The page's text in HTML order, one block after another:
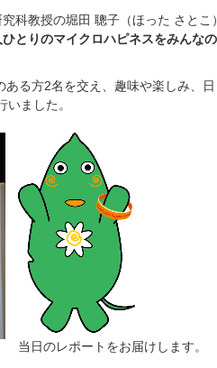
科教授の堀田 聰子（ほった さとこ）
とりのマイクロハピネスをみんな
ある方2名を交え、趣味や楽しみ、
ました。
当日のレポートをお届けします。